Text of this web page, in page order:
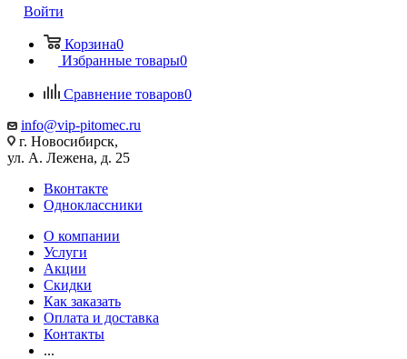
Войти
Корзина0
Избранные товары0
Сравнение товаров0
info@vip-pitomec.ru
г. Новосибирск,
ул. А. Лежена, д. 25
Вконтакте
Одноклассники
О компании
Услуги
Акции
Скидки
Как заказать
Оплата и доставка
Контакты
...